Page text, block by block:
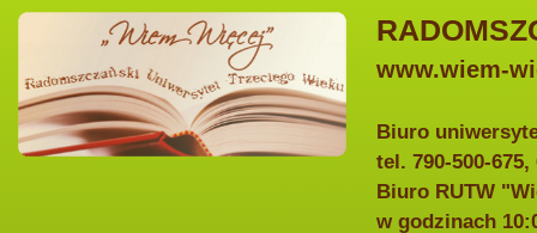
www.wiem-
Biuro
tel. 790-500-675,
Biuro RUTW
w godzinach